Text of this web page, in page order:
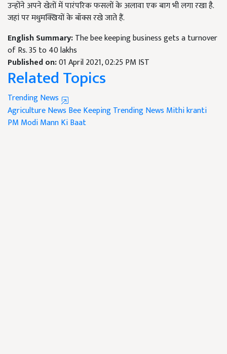
उन्होंने अपने खेतों में पारंपरिक फसलों के अलावा एक बाग भी लगा रखा है.
जहां पर मधुमक्खियों के बॉक्स रखे जाते हैं.
English Summary:The bee keeping business gets a turnover
of Rs. 35 to 40 lakhs
Published on:01 April 2021, 02:25 PM IST
Related Topics
Trending News
Agriculture News Bee KeepingTrending News Mithi kranti
PM ModiMann Ki Baat